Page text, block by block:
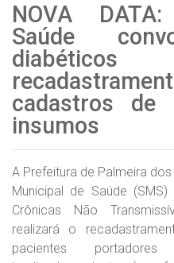
NOVA
Saúde
cadastros de
insumos
A Prefeitura de Palmeira
Municipal de Saúde
Crônicas Não
realizará o
pacientes